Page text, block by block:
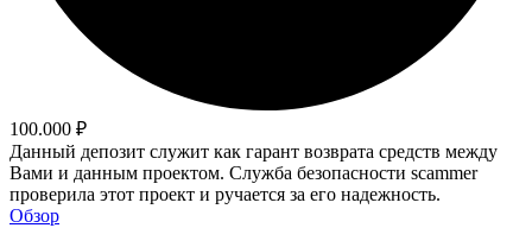
100.000 ₽
Данный депозит служит как гарант возврата средств между
Вами и данным проектом. Служба безопасности scammer
проверила этот проект и ручается за его надежность.
Обзор